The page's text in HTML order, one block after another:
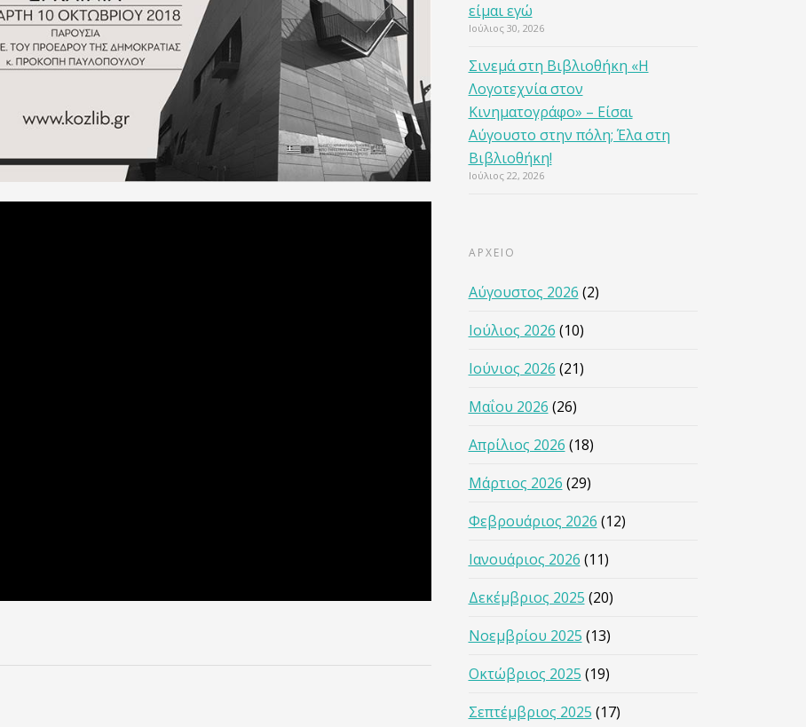
είμαι εγώ
Ιούλιος 30, 2026
Σινεμά στη Βιβλιοθήκη «Η
Λογοτεχνία στον
Κινηματογράφο» – Είσαι
Αύγουστο στην πόλη; Έλα στη
Βιβλιοθήκη!
Ιούλιος 22, 2026
ΑΡΧΕΙΟ
Αύγουστος 2026 (2)
Ιούλιος 2026 (10)
Ιούνιος 2026 (21)
Μαΐου 2026 (26)
Απρίλιος 2026 (18)
Μάρτιος 2026 (29)
Φεβρουάριος 2026 (12)
Ιανουάριος 2026 (11)
Δεκέμβριος 2025 (20)
Νοεμβρίου 2025 (13)
Οκτώβριος 2025 (19)
Σεπτέμβριος 2025 (17)